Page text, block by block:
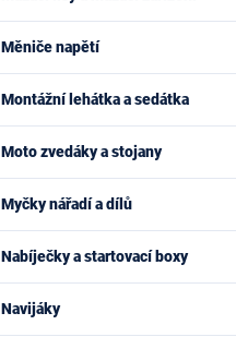
Měniče napětí
Montážní lehátka a sedátka
Moto zvedáky a stojany
Myčky nářadí a dílů
Nabíječky a startovací boxy
Navijáky